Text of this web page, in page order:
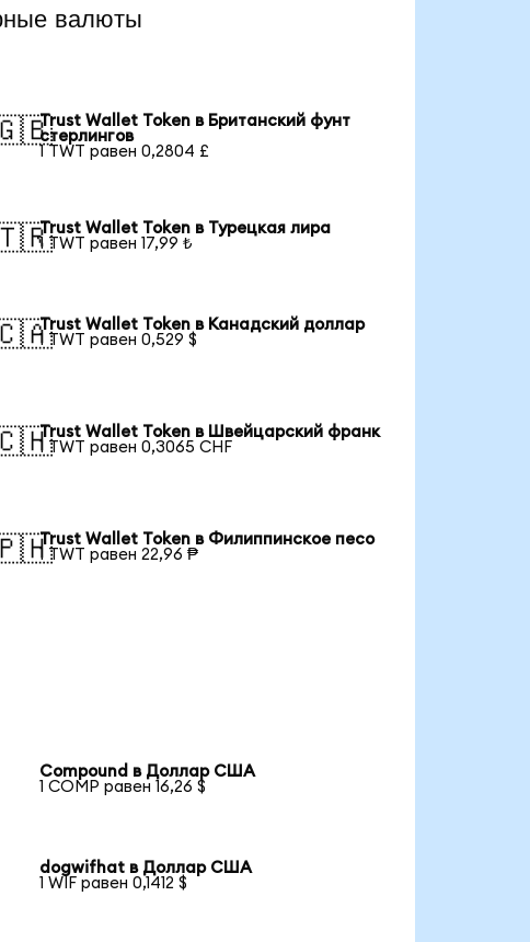
валюты
Trust Wallet Token в Британский фунт
стерлингов
1 TWT равен 0,2804 £
Trust Wallet Token в Турецкая лира
1 TWT равен 17,99 ₺
Trust Wallet Token в Канадский доллар
1 TWT равен 0,529 $
Trust Wallet Token в Швейцарский франк
1 TWT равен 0,3065 CHF
Trust Wallet Token в Филиппинское песо
1 TWT равен 22,96 ₱
Compound в Доллар США
1 COMP равен 16,26 $
dogwifhat в Доллар США
1 WIF равен 0,1412 $